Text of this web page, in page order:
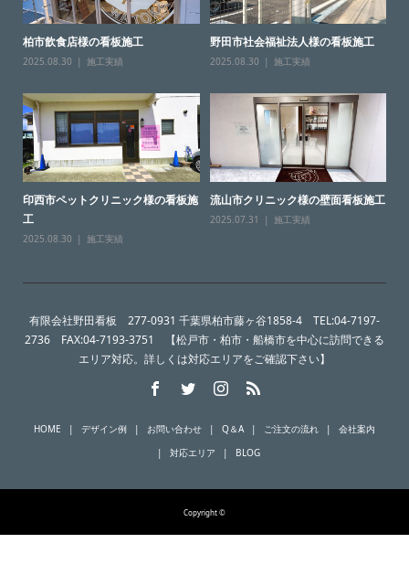
柏市飲食店様の看板施工
2025.08.30 施工実績
野田市社会福祉法人様の看板施工
2025.08.30 施工実績
印西市ペットクリニック様の看板施
工
2025.08.30 施工実績
流山市クリニック様の壁面看板施工
2025.07.31 施工実績
有限会社野田看板 277-0931 千葉県柏市藤ヶ谷1858-4 TEL:04-7197-
2736 FAX:04-7193-3751 【松戸市・柏市・船橋市を中心に訪問できる
エリア対応。詳しくは対応エリアをご確認下さい】
HOME デザイン例 お問い合わせ Q＆A ご注文の流れ
会社案内
対応エリア
BLOG
Copyright ©